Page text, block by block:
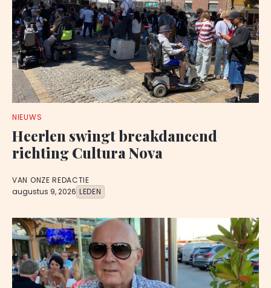
NIEUWS
Heerlen swingt breakdancend
richting Cultura Nova
VAN ONZE REDACTIE
augustus 9, 2026 LEDEN